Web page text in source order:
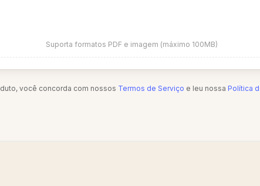
Suporta formatos PDF e imagem (máximo 100MB)
você concorda com nossos Termos de Serviço e leu nossa Política